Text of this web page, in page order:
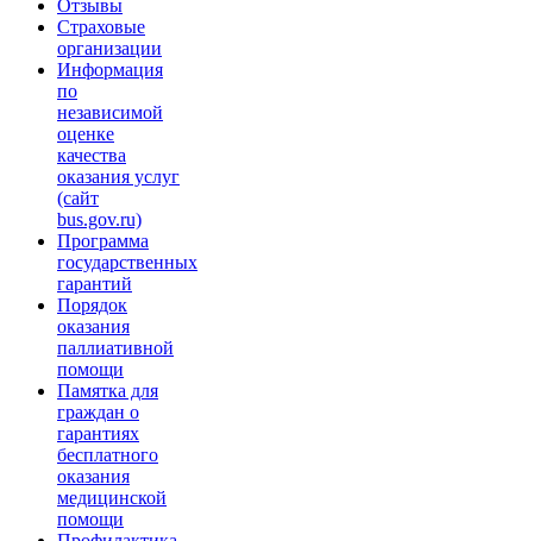
Отзывы
Страховые
организации
Информация
по
независимой
оценке
качества
оказания услуг
(сайт
bus.gov.ru)
Программа
государственных
гарантий
Порядок
оказания
паллиативной
помощи
Памятка для
граждан о
гарантиях
бесплатного
оказания
медицинской
помощи